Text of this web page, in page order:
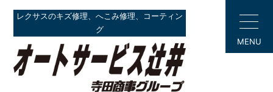
レクサスのキズ修理、へこみ修理、コーティン
グ
MENU